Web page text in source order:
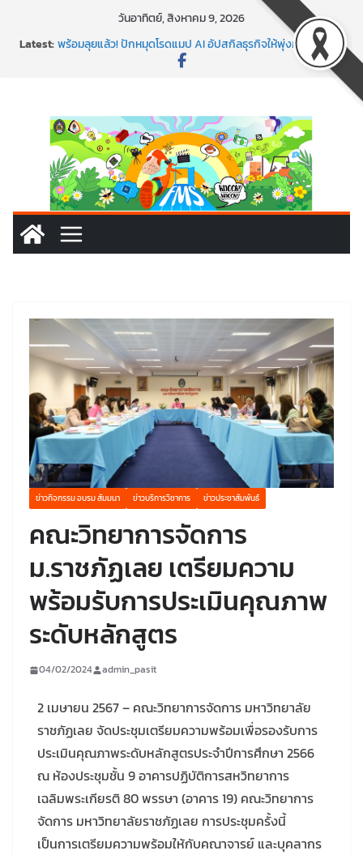
วันอาทิตย์, สิงหาคม 9, 2026
Latest:พร้อมลุยแล้ว! ปักหมุดโรดแมป AI อัปสกิลธุรกิจให้พุ่งทะยาน
พาธุรกิจท้องถิ่นสู่ตลาดโลก ด้วยเทคโนโลยี AI!
นอกจากเทคโนโลยีจะล้ำ หัวใจคนทำธุรกิจก็ต้องสตรอง!
ข่าวกิจกรรม อบรม สัมมนา ข่าวบริการวิชาการ ข่าวประชาสัมพันธ์
คณะวิทยาการจัดการ
ม.ราชภัฏเลย เตรียมความ
พร้อมรับการประเมินคุณภาพ
ระดับหลักสูตร
04/02/2024 admin_pasit
2 เมษายน 2567 – คณะวิทยาการจัดการ มหาวิทยาลัย
ราชภัฏเลย จัดประชุมเตรียมความพร้อมเพื่อรองรับการ
ประเมินคุณภาพระดับหลักสูตรประจำปีการศึกษา 2566
ณ ห้องประชุมชั้น 9 อาคารปฏิบัติการสหวิทยาการ
เฉลิมพระเกียรติ 80 พรรษา (อาคาร 19) คณะวิทยาการ
จัดการ มหาวิทยาลัยราชภัฏเลย การประชุมครั้งนี้
เป็นการเตรียมความพร้อมให้กับคณาจารย์ และบุคลากร